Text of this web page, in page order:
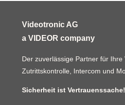
Videotronic AG
a VIDEOR company
Der zuverlässige Partner für Ihre
Zutrittskontrolle, Intercom und
Sicherheit ist Vertrauenssache!